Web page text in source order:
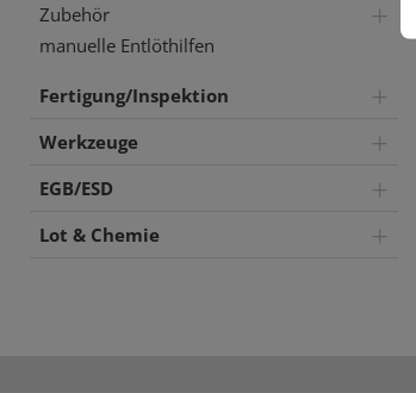
Zubehör
manuelle Entlöthilfen
Fertigung/Inspektion
Werkzeuge
EGB/ESD
Lot & Chemie